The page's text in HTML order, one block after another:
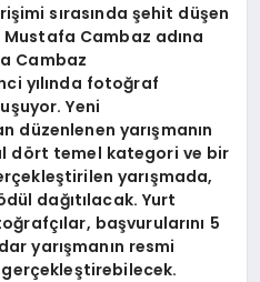
sırasında şehit düşen
Cambaz adına
Cambaz
yılında fotoğraf
Yeni
düzenlenen yarışmanın
dört temel kategori ve bir
yarışmada,
dağıtılacak. Yurt
başvurularını 5
yarışmanın resmi